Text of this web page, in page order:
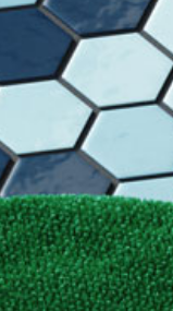
in funzione del
di un ambiente,
meno confortevole
atte a ridurre il
questo parametro.
ci sono diversi
tempo necessario
della sorgente
relativi ai diversi
di calcolo e
al loro corretto